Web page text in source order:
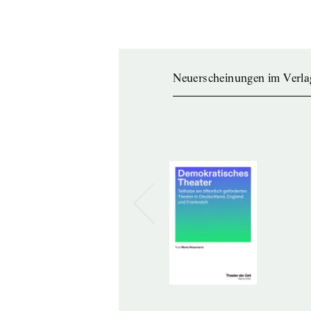
Neuerscheinungen im